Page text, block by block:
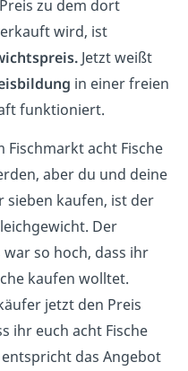
zu dem dort
wird, ist
Jetzt weißt
in einer freien
funktioniert.
Fischmarkt acht Fische
aber du und deine
sieben kaufen, ist der
Der
so hoch, dass ihr
kaufen wolltet.
jetzt den Preis
ihr euch acht Fische
das Angebot